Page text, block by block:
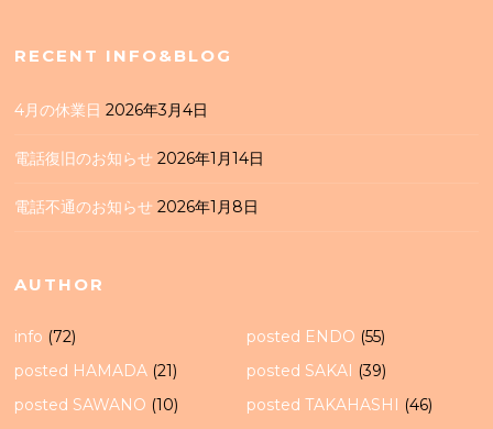
RECENT INFO&BLOG
4月の休業日 2026年3月4日
電話復旧のお知らせ 2026年1月14日
電話不通のお知らせ 2026年1月8日
AUTHOR
info (72) posted ENDO (55)
posted HAMADA (21) posted SAKAI (39)
posted SAWANO (10) posted TAKAHASHI (46)